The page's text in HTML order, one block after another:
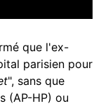
que l'ex-
parisien pour
", sans que
(AP-HP) ou